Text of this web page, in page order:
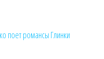
поет романсы Глинки